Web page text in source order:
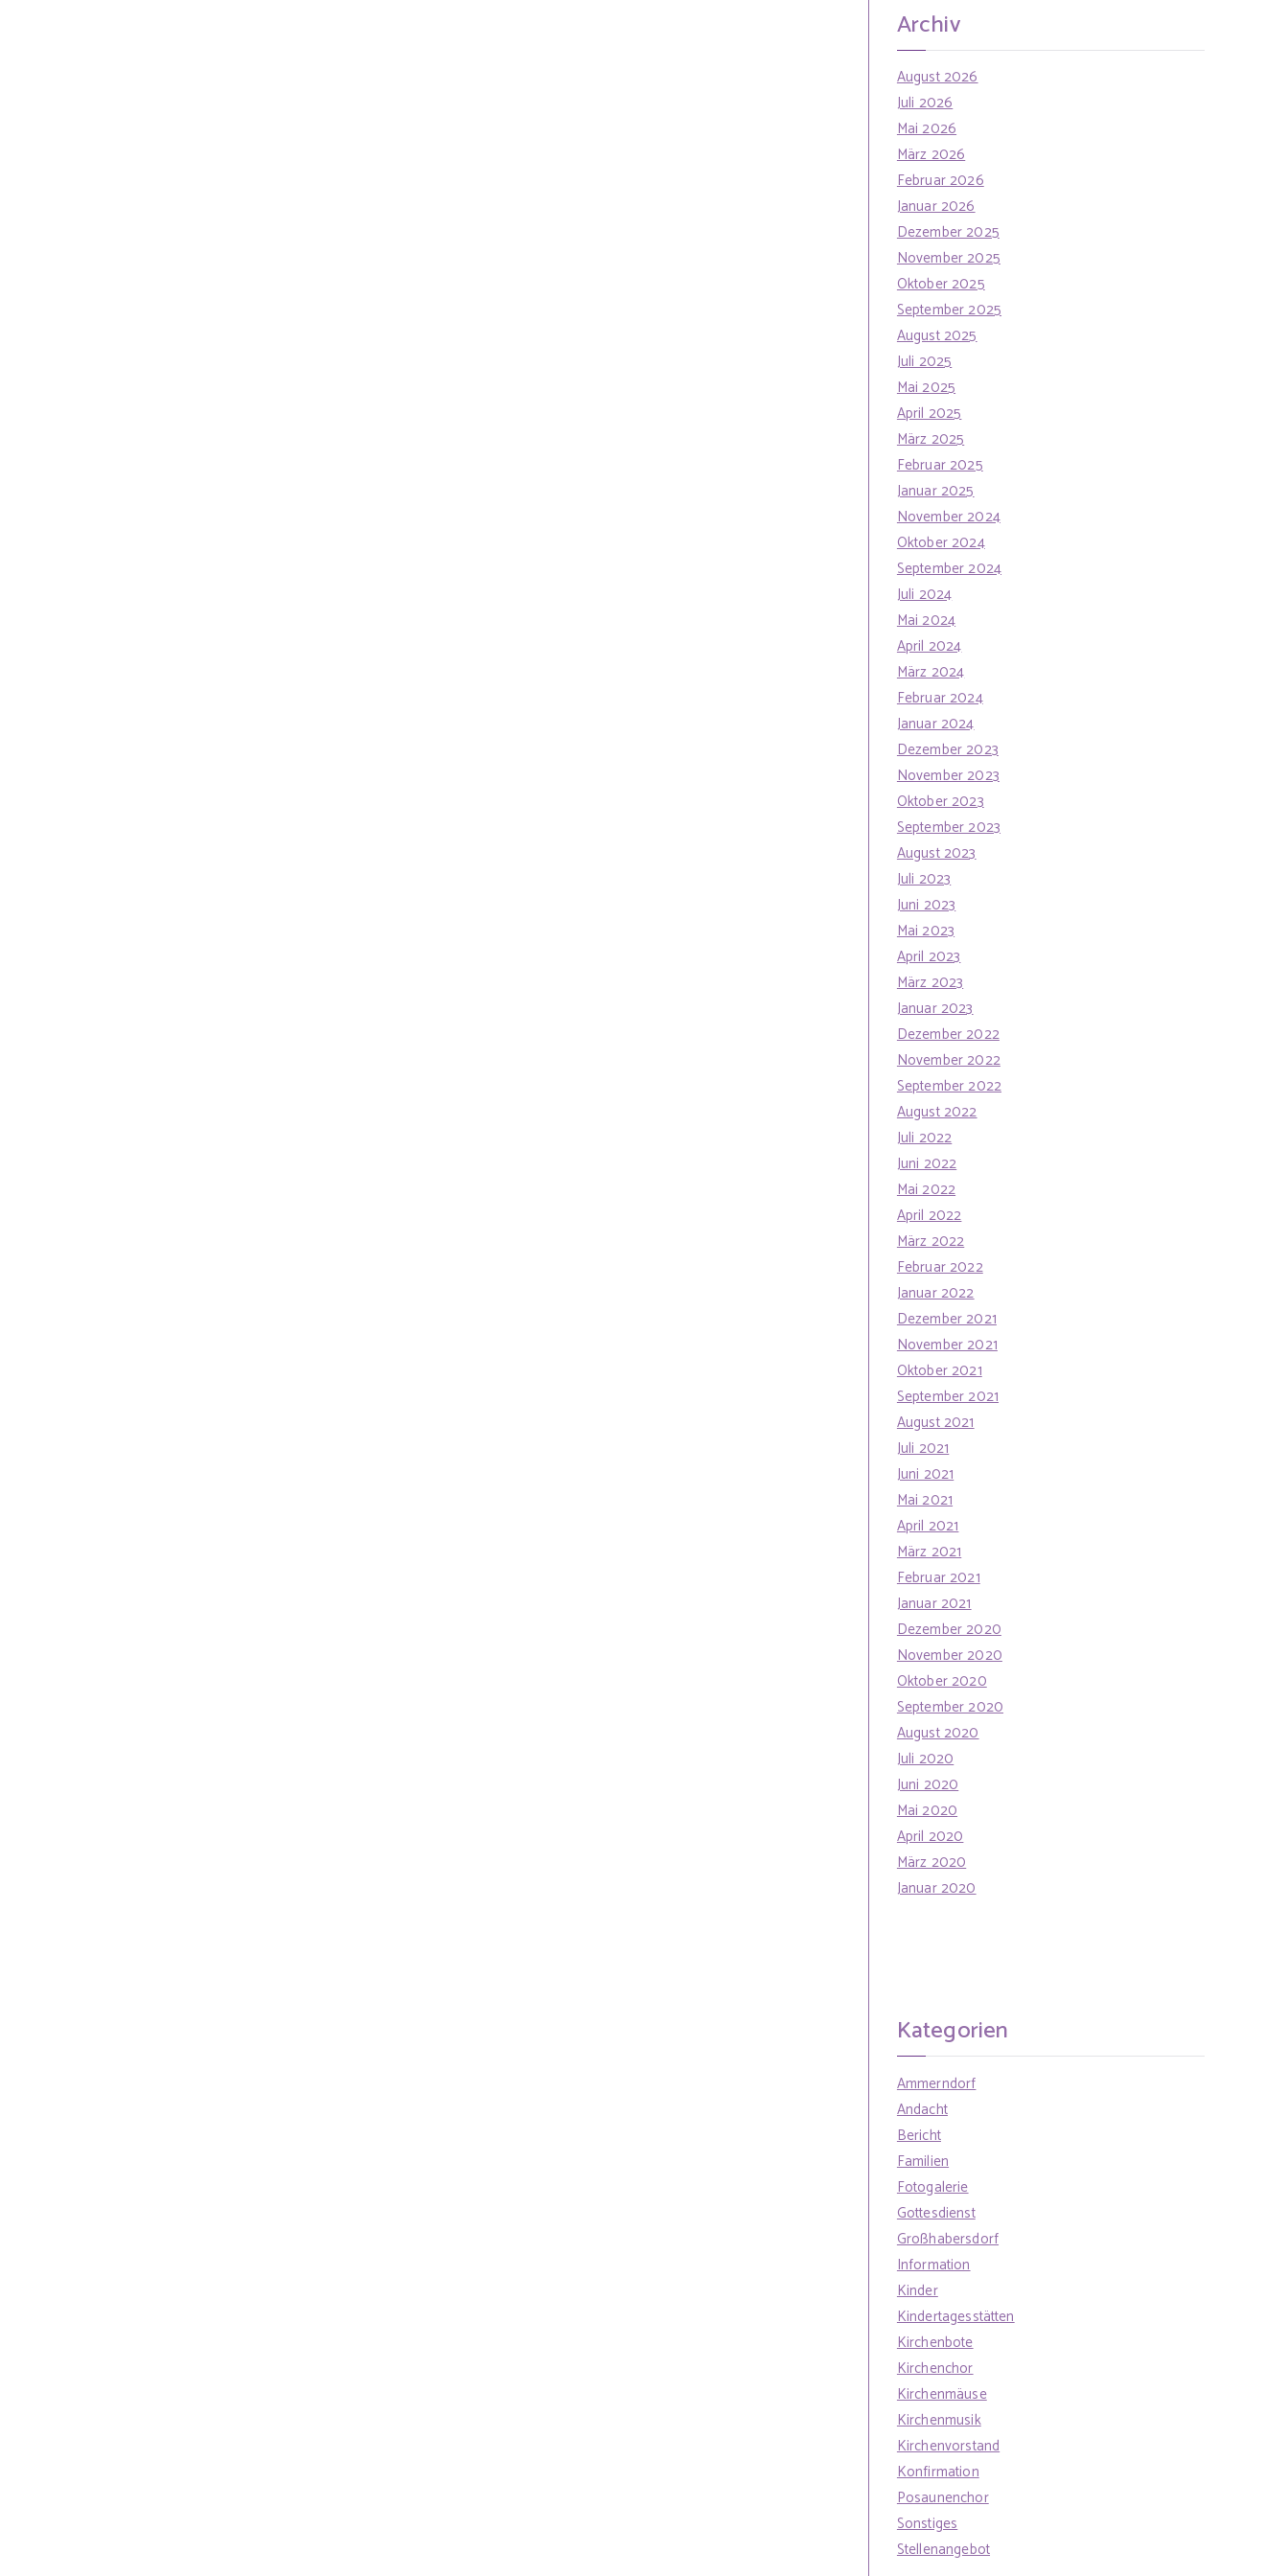
n
Archiv
August 2026
Juli 2026
Mai 2026
März 2026
Februar 2026
Januar 2026
Dezember 2025
November 2025
Oktober 2025
September 2025
August 2025
Juli 2025
Mai 2025
April 2025
März 2025
Februar 2025
Januar 2025
November 2024
Oktober 2024
September 2024
Juli 2024
Mai 2024
April 2024
März 2024
Februar 2024
Januar 2024
Dezember 2023
November 2023
Oktober 2023
September 2023
August 2023
Juli 2023
Juni 2023
Mai 2023
April 2023
März 2023
Januar 2023
Dezember 2022
November 2022
September 2022
August 2022
Juli 2022
Juni 2022
Mai 2022
April 2022
März 2022
Februar 2022
Januar 2022
Dezember 2021
November 2021
Oktober 2021
September 2021
August 2021
Juli 2021
Juni 2021
Mai 2021
April 2021
März 2021
Februar 2021
Januar 2021
Dezember 2020
November 2020
Oktober 2020
September 2020
August 2020
Juli 2020
Juni 2020
Mai 2020
April 2020
März 2020
Januar 2020
Kategorien
Ammerndorf
Andacht
Bericht
Familien
Fotogalerie
Gottesdienst
Großhabersdorf
Information
Kinder
Kindertagesstätten
Kirchenbote
Kirchenchor
Kirchenmäuse
Kirchenmusik
Kirchenvorstand
Konfirmation
Posaunenchor
Sonstiges
Stellenangebot